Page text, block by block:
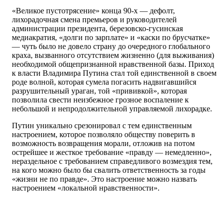
«Великое пустотрясение» конца 90-х — дефолт,
лихорадочная смена премьеров и руководителей
администрации президента, березовско-гусинская
медиакратия, «долги по зарплате» и «каски по брусчатке»
— чуть было не довело страну до очередного глобального
краха, вызванного отсутствием жизненно (для выживания)
необходимой общепризнанной нравственной базы. Приход
к власти Владимира Путина стал той единственной в своем
роде волной, которая сумела погасить надвигавшийся
разрушительный ураган, той «прививкой», которая
позволила свести неизбежное грозное воспаление к
небольшой и непродолжительной управляемой лихорадке.
Путин уникально срезонировал с тем единственным
настроением, которое позволяло обществу поверить в
возможность возвращения морали, отложив на потом
острейшее и жесткое требование «правду — немедленно»,
нераздельное с требованием справедливого возмездия тем,
на кого можно было бы свалить ответственность за годы
«жизни не по правде». Это настроение можно назвать
настроением «локальной нравственности».